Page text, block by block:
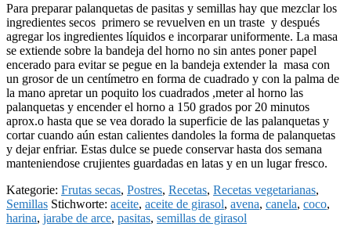
Para preparar palanquetas de pasitas y semillas hay que mezclar los
ingredientes secos primero se revuelven en un traste y después
agregar los ingredientes líquidos e incorparar uniformente. La masa
se extiende sobre la bandeja del horno no sin antes poner papel
encerado para evitar se pegue en la bandeja extender la masa con
un grosor de un centímetro en forma de cuadrado y con la palma de
la mano apretar un poquito los cuadrados ,meter al horno las
palanquetas y encender el horno a 150 grados por 20 minutos
aprox.o hasta que se vea dorado la superficie de las palanquetas y
cortar cuando aún estan calientes dandoles la forma de palanquetas
y dejar enfriar. Estas dulce se puede conservar hasta dos semana
manteniendose crujientes guardadas en latas y en un lugar fresco.
Kategorie: Frutas secas, Postres, Recetas, Recetas vegetarianas,
Semillas Stichworte: aceite, aceite de girasol, avena, canela, coco,
harina, jarabe de arce, pasitas, semillas de girasol